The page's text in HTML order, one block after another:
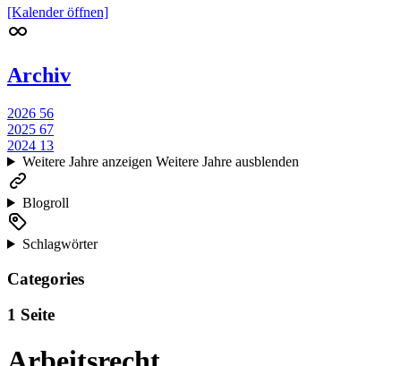
[Kalender öffnen]
Archiv
2026 56
2025 67
2024 13
Weitere Jahre anzeigen Weitere Jahre ausblenden
Blogroll
Schlagwörter
Categories
1 Seite